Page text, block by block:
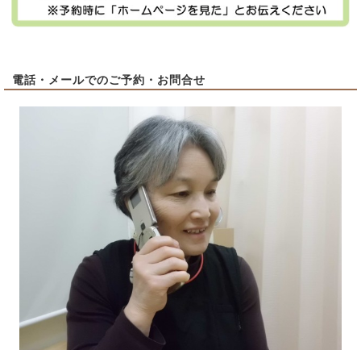
電話・メールでのご予約・お問合せ